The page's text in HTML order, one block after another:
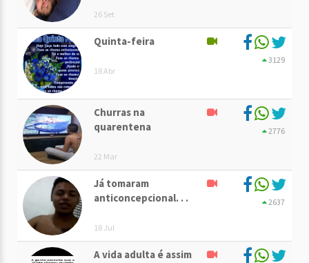
26 Set
Quinta-feira
18 Abr
3129
Churras na
quarentena
22 Mar
2776
Já tomaram
anticoncepcional. . .
18 Jul
2637
A vida adulta é assim